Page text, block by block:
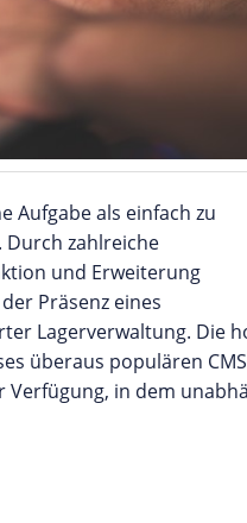
Aufgabe als einfach zu
Durch zahlreiche
und Erweiterung
Präsenz eines
Lagerverwaltung. Die
überaus populären
Verfügung, in dem